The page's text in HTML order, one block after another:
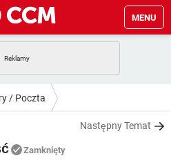
MENU
WHATSAPP
FACEBOOK
TIKTOK
TIKTOK
/ Poczta
Następny Temat
Zamknięty